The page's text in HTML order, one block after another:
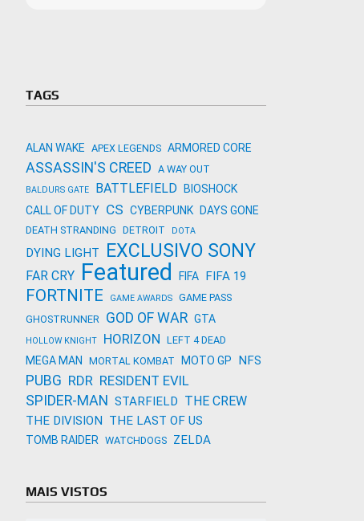
TAGS
ALAN WAKE APEX LEGENDS ARMORED CORE
ASSASSIN'S CREED A WAY OUT
BALDURS GATE BATTLEFIELD
BIOSHOCK
CALL OF DUTY CS CYBERPUNK DAYS GONE
DEATH STRANDING DETROIT DOTA
DYING LIGHT EXCLUSIVO SONY
FAR CRY Featured FIFA FIFA 19
FORTNITE GAME AWARDS
GAME PASS
GHOSTRUNNER GOD OF WAR GTA
HOLLOW KNIGHT HORIZON LEFT 4 DEAD
MEGA MAN MORTAL KOMBAT MOTO GP NFS
PUBG RDR RESIDENT EVIL
SPIDER-MAN STARFIELD THE CREW
THE DIVISION THE LAST OF US
TOMB RAIDER WATCHDOGS ZELDA
MAIS VISTOS